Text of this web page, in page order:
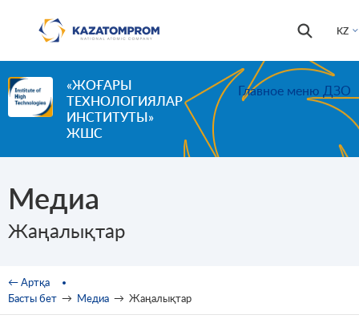
KZ
Іздестіру
«ЖОҒАРЫ
ТЕХНОЛОГИЯЛАР
ИНСТИТУТЫ»
ЖШС
Главное меню ДЗО
Медиа
Жаңалықтар
You are here
← Артқа
Басты бет → Медиа → Жаңалықтар